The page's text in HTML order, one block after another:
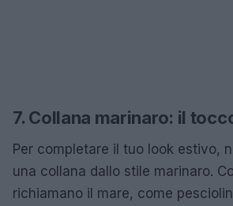
7. Collana marinaro: il
Per completare il tuo look estivo,
una collana dallo stile marinaro.
richiamano il mare, come